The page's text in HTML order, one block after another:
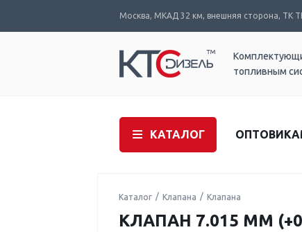
Москва, МКАД 32 км, внешняя сторона, ТК
топливным
КАТАЛОГ
Каталог Клапана Клапана
КЛАПАН 7.015 ММ